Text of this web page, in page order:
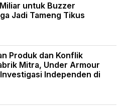
untuk Buzzer
Jadi Tameng Tikus
Produk dan Konflik
Mitra, Under Armour
Independen di